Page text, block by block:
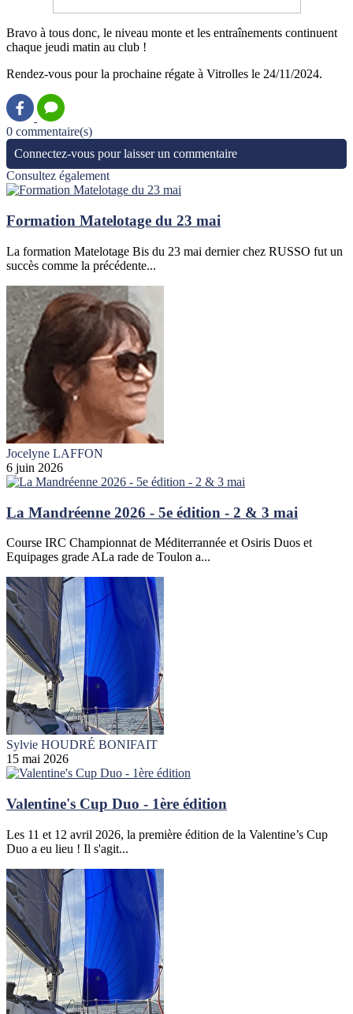
Bravo à tous donc, le niveau monte et les entraînements continuent
chaque jeudi matin au club !
Rendez-vous pour la prochaine régate à Vitrolles le 24/11/2024.
0 commentaire(s)
Connectez-vous pour laisser un commentaire
Consultez également
Formation Matelotage du 23 mai
La formation Matelotage Bis du 23 mai dernier chez RUSSO fut un
succès comme la précédente...
Jocelyne LAFFON
6 juin 2026
La Mandréenne 2026 - 5e édition - 2 & 3 mai
Course IRC Championnat de Méditerrannée et Osiris Duos et
Equipages grade ALa rade de Toulon a...
Sylvie HOUDRÉ BONIFAIT
15 mai 2026
Valentine's Cup Duo - 1ère édition
Les 11 et 12 avril 2026, la première édition de la Valentine’s Cup
Duo a eu lieu ! Il s'agit...